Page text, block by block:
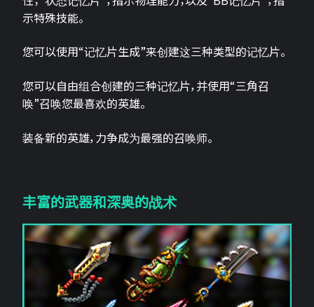
示特殊技能。
您可以使用“记忆片生成”来创建这三种类型的记忆片。
您可以自由组合创建的三种记忆片，并使用“三角召
唤”召唤您最喜欢的英雄。
装备新的英雄，力争成为最强的召唤师。
丰富的武器和深奥的战术